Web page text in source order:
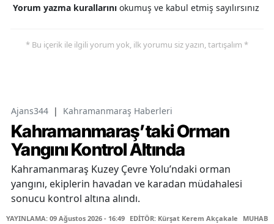
Yorum yazma kurallarını okumuş ve kabul etmiş sayılırsınız
* Bu içerik ile ilgili yorum yok, ilk yorumu siz yazın, tartışalım *
Ajans344 | Kahramanmaraş Haberleri
Kahramanmaraş’taki Orman
Yangını Kontrol Altında
Kahramanmaraş Kuzey Çevre Yolu’ndaki orman
yangını, ekiplerin havadan ve karadan müdahalesi
sonucu kontrol altına alındı.
YAYINLAMA: 09 Ağustos 2026 - 16:49 EDİTÖR: Kürşat Kerem Akçakale